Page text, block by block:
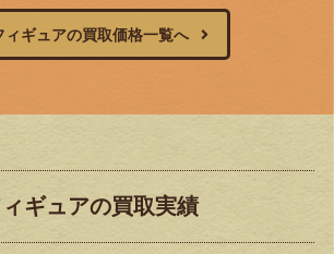
ィギュアの買取価格一覧へ
ギュアの買取実績